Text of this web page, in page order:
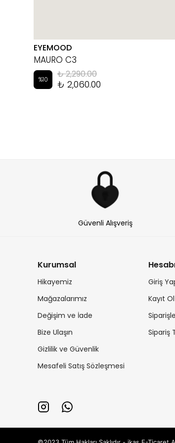
EYEMOOD
MAURO C3
%10 ₺ 2,290.00
₺ 2,060.00
Güvenli Alışveriş
Kurumsal
Hikayemiz
Mağazalarımız
Değişim ve İade
Bize Ulaşın
Gizlilik ve Güvenlik
Mesafeli Satış Sözleşmesi
Giriş
Kayıt Ol
Sipariş